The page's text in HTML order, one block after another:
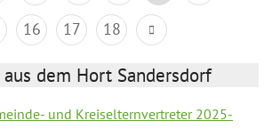
16 17 18
dem Hort Sandersdorf
und Kreiselternvertreter 2025-